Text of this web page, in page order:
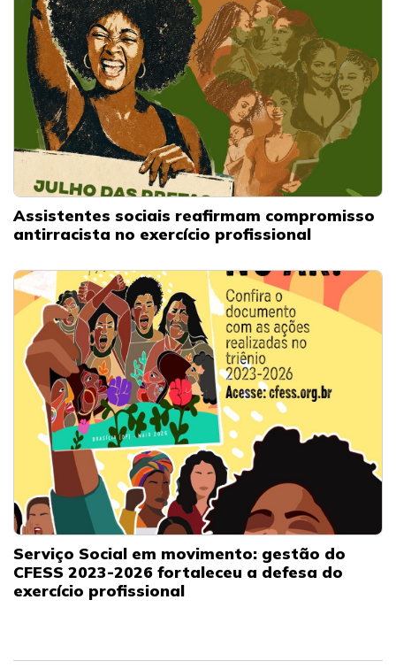
Assistentes sociais reafirmam compromisso
antirracista no exercício profissional
Serviço Social em movimento: gestão do
CFESS 2023-2026 fortaleceu a defesa do
exercício profissional